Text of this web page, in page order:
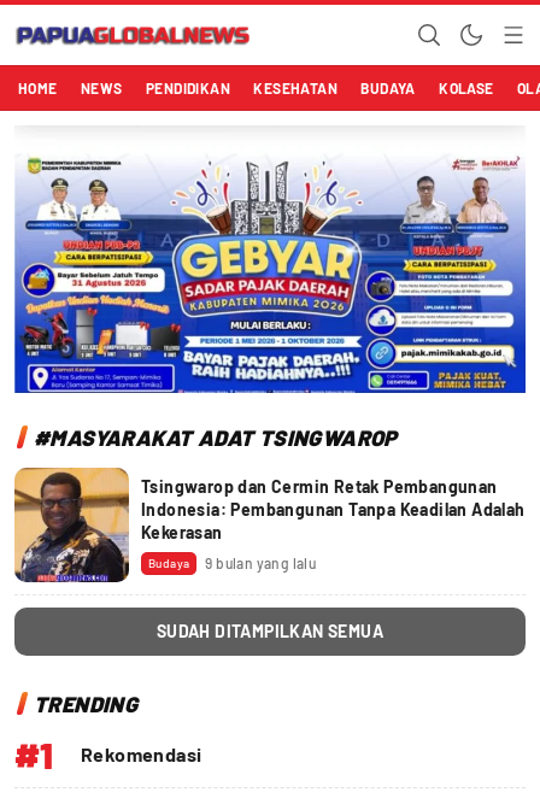
Papuaglobalnews.com
Menulis Fakta dengan Hati Bening
HOME NEWS PENDIDIKAN KESEHATAN BUDAYA KOLASE
#MASYARAKAT ADAT TSINGWAROP
Tsingwarop dan Cermin Retak Pembangunan
Indonesia: Pembangunan Tanpa Keadilan Adalah
Kekerasan
Budaya 9 bulan yang lalu
SUDAH DITAMPILKAN SEMUA
TRENDING
#1 Rekomendasi